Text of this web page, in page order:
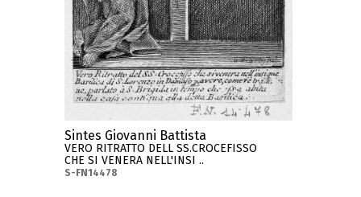
Sintes Giovanni Battista
VERO RITRATTO DELL SS.CROCEFISSO
CHE SI VENERA NELL'INSI ..
S-FN14478